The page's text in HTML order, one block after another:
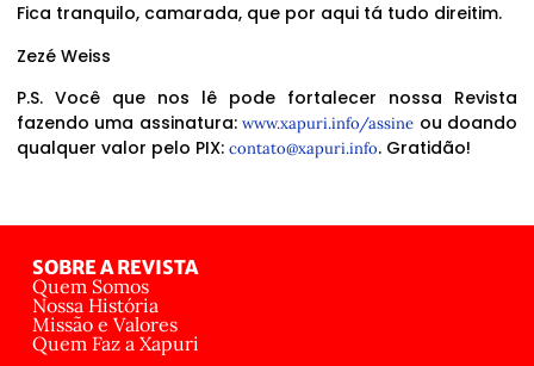
Fica tranquilo, camarada, que por aqui tá tudo direitim.
Zezé Weiss
P.S. Você que nos lê pode fortalecer nossa Revista
fazendo uma assinatura:www.xapuri.info/assine ou doando
qualquer valor pelo PIX: contato@xapuri.info. Gratidão!
SOBRE A REVISTA
Quem Somos
Nossa História
Missão e Valores
Quem Faz a Xapuri